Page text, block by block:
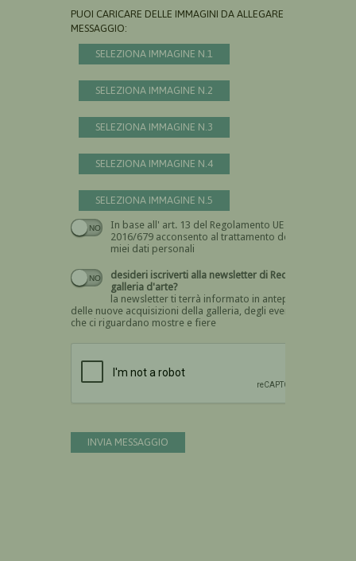
PUOI CARICARE DELLE IMMAGINI DA ALLEGARE AL
MESSAGGIO:
SELEZIONA IMMAGINE N.1
SELEZIONA IMMAGINE N.2
SELEZIONA IMMAGINE N.3
SELEZIONA IMMAGINE N.4
SELEZIONA IMMAGINE N.5
In base all' art. 13 del Regolamento UE n.
2016/679 acconsento al trattamento dei
miei dati personali
Devi dare il consenso
desideri iscriverti alla newsletter di Recta
galleria d'arte?
la newsletter ti terrà informato in anteprima
delle nuove acquisizioni della galleria, degli eventi
che ci riguardano mostre e fiere
INVIA MESSAGGIO